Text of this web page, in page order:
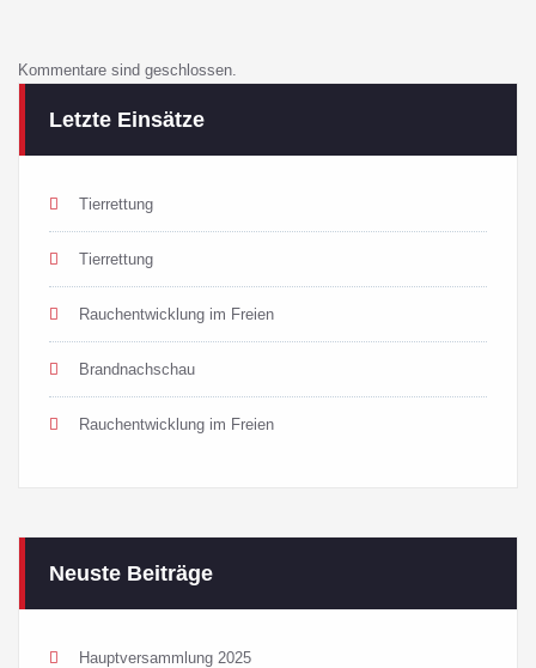
Kommentare sind geschlossen.
Letzte Einsätze
Tierrettung
Tierrettung
Rauchentwicklung im Freien
Brandnachschau
Rauchentwicklung im Freien
Neuste Beiträge
Hauptversammlung 2025